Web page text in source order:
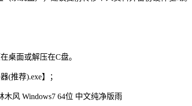
面或解压在C盘。
(推荐).exe】；